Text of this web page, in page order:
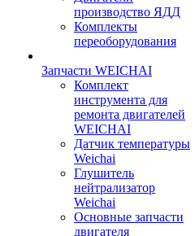
производство ЯДД
Комплекты
переоборудования
Запчасти WEICHAI
Комплект
инструмента для
ремонта двигателей
WEICHAI
Датчик температуры
Weichai
Глушитель
нейтрализатор
Weichai
Основные запчасти
двигателя